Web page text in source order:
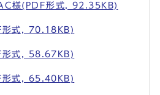
様(PDF形式, 92.35KB)
形式, 70.18KB)
形式, 58.67KB)
形式, 65.40KB)